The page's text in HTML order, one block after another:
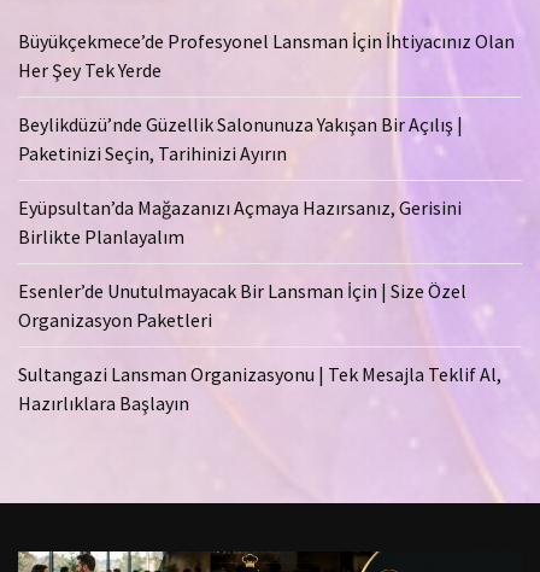
Büyükçekmece’de Profesyonel Lansman İçin İhtiyacınız Olan
Her Şey Tek Yerde
Beylikdüzü’nde Güzellik Salonunuza Yakışan Bir Açılış |
Paketinizi Seçin, Tarihinizi Ayırın
Eyüpsultan’da Mağazanızı Açmaya Hazırsanız, Gerisini
Birlikte Planlayalım
Esenler’de Unutulmayacak Bir Lansman İçin | Size Özel
Organizasyon Paketleri
Sultangazi Lansman Organizasyonu | Tek Mesajla Teklif Al,
Hazırlıklara Başlayın